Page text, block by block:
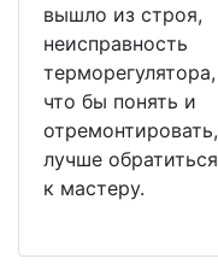
вышло из строя,
неисправность
терморегулятора,
что бы понять и
отремонтировать,
лучше обратиться
к мастеру.